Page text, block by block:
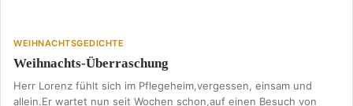
WEIHNACHTSGEDICHTE
Weihnachts-Überraschung
Herr Lorenz fühlt sich im Pflegeheim,vergessen, einsam und
allein.Er wartet nun seit Wochen schon,auf einen Besuch von